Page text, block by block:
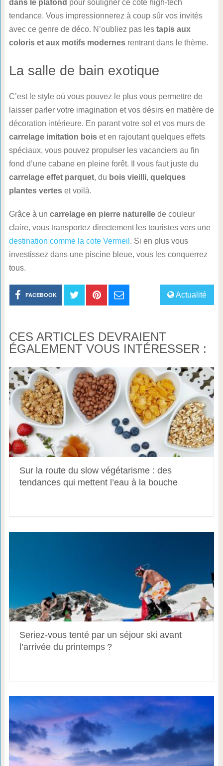
dans le plafond pour souligner ce côté high-tech
tendance. Vous impressionnerez à coup sûr vos invités
avec ce genre de déco. N’oubliez pas les tapis aux
coloris et aux motifs modernesrentrant dans le thème.
La salle de bain exotique
C’est le style où vous pouvez le plus vous permettre de
laisser parler votre imagination et vos désirs en matière de
décoration intérieure. En parant votre sol et vos murs de
carrelage imitation boiset en rajoutant quelques effets
spéciaux, vous pouvez propulser les vacanciers au fin
fond d’une cabane en pleine forêt. Il vous faut juste du
carrelage effet parquet, du bois vieilli, quelques
plantes verteset voilà.
Grâce à un carrelage en pierre naturellede couleur
claire, vous transportez directement les touristes vers une
destination comme la cote Vermeil . Si en plus vous
investissez dans une piscine bleue, vous les conquerrez
tous.
Actualité
FACEBOOK
CES ARTICLES DEVRAIENT
ÉGALEMENT VOUS INTÉRESSER :
Sur la route du slow végétarisme : des
tendances qui mettent l’eau à la bouche
Seriez-vous tenté par un séjour ski avant
l’arrivée du printemps ?